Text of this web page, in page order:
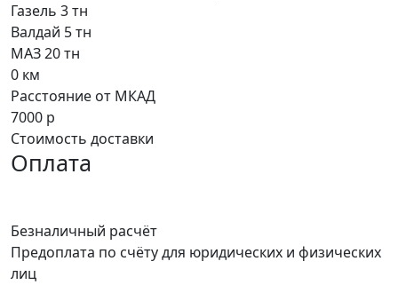
Газель 3 тн
Валдай 5 тн
МАЗ 20 тн
0 км
Расстояние от МКАД
7000 р
Стоимость доставки
Оплата
Безналичный расчёт
Предоплата по счёту для юридических и физических
лиц